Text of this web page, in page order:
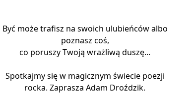
Być może trafisz na swoich ulubieńców albo
poznasz coś,
co poruszy Twoją wrażliwą duszę...
Spotkajmy się w magicznym świecie poezji
rocka. Zaprasza Adam Droździk.